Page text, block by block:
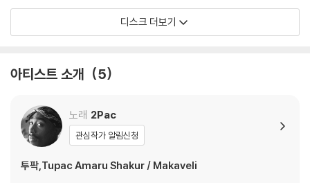
1) 열을 가하여 제작하는 바이닐 공정 특성상 디스크 표면이 미세하게 울
렁거리거나 휘어지는 경우가 있습니다.
2) 재생 음역의 왜곡을 최소화 하고 반복 재생시에도 최대한 일관되게 유
블 스핀들에 맞지 않는 경우에는 전용 제품 등을 이용하여 센터 홀을 조정
하시면 해결됩니다.
3) 디스크에 미세한 잔 흠집이 남아있거나 인쇄 면이 깨끗하지 않은 경우
가 있으며, 이는 상품의 불량이 아닙니다. 단, 재생에 이상이 있는 경우에는
불량으로 인한 반품/교환이 가능합니다
디스크 더보기
아티스트 소개 5
노래 2Pac
관심작가 알림신청
투팍,Tupac Amaru Shakur / Makaveli